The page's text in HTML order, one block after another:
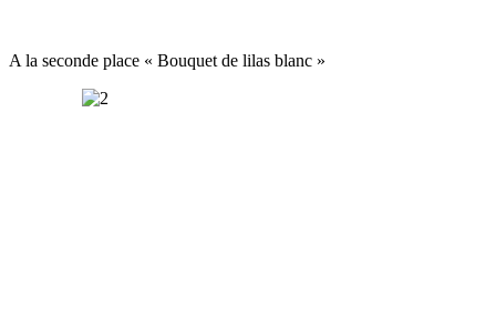
A la seconde place « Bouquet de lilas blanc »